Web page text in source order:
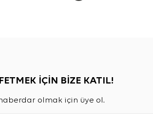
İÇİN BİZE KATIL!
olmak için üye ol.